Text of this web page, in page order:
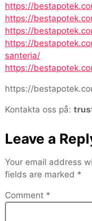
https://
https://
https://
https://
santeria/
https://
https://
Kontakta oss på:
Leave a
Your email address
fields are marked *
Comment *